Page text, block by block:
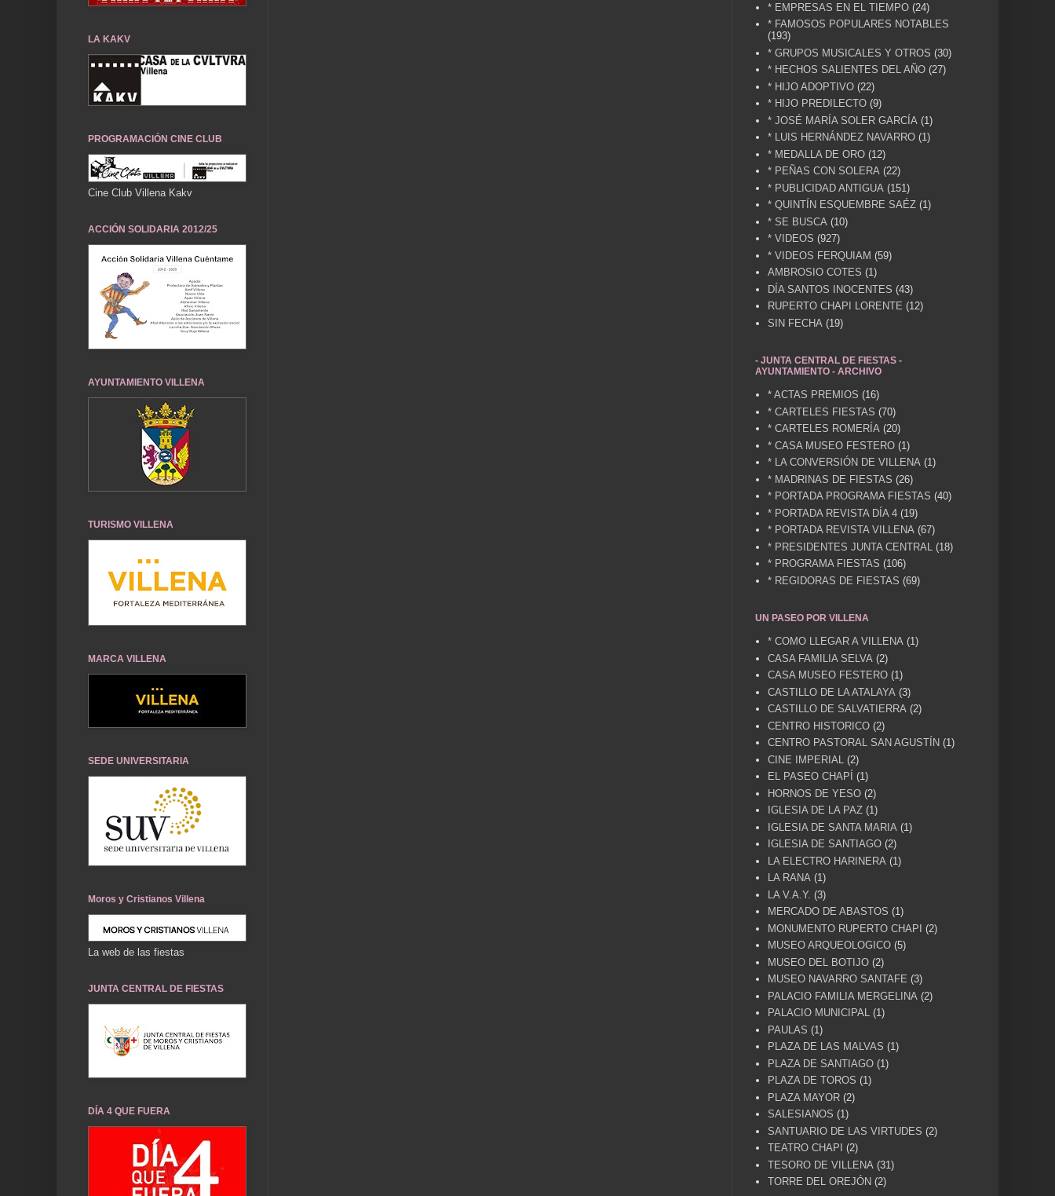
LA KAKV
PROGRAMACIÓN CINE CLUB
Cine Club Villena Kakv
ACCIÓN SOLIDARIA 2012/25
AYUNTAMIENTO VILLENA
TURISMO VILLENA
MARCA VILLENA
SEDE UNIVERSITARIA
Moros y Cristianos Villena
La web de las fiestas
JUNTA CENTRAL DE FIESTAS
DÍA 4 QUE FUERA
* EMPRESAS EN EL TIEMPO (24)
* FAMOSOS POPULARES NOTABLES
(193)
* GRUPOS MUSICALES Y OTROS (30)
* HECHOS SALIENTES DEL AÑO (27)
* HIJO ADOPTIVO (22)
* HIJO PREDILECTO (9)
* JOSÉ MARÍA SOLER GARCÍA (1)
* LUIS HERNÁNDEZ NAVARRO (1)
* MEDALLA DE ORO (12)
* PEÑAS CON SOLERA (22)
* PUBLICIDAD ANTIGUA (151)
* QUINTÍN ESQUEMBRE SAÉZ (1)
* SE BUSCA (10)
* VIDEOS (927)
* VIDEOS FERQUIAM (59)
AMBROSIO COTES (1)
DÍA SANTOS INOCENTES (43)
RUPERTO CHAPI LORENTE (12)
SIN FECHA (19)
- JUNTA CENTRAL DE FIESTAS -
AYUNTAMIENTO - ARCHIVO
* ACTAS PREMIOS (16)
* CARTELES FIESTAS (70)
* CARTELES ROMERÍA (20)
* CASA MUSEO FESTERO (1)
* LA CONVERSIÓN DE VILLENA (1)
* MADRINAS DE FIESTAS (26)
* PORTADA PROGRAMA FIESTAS (40)
* PORTADA REVISTA DÍA 4 (19)
* PORTADA REVISTA VILLENA (67)
* PRESIDENTES JUNTA CENTRAL
(18)
* PROGRAMA FIESTAS (106)
* REGIDORAS DE FIESTAS (69)
UN PASEO POR VILLENA
* COMO LLEGAR A VILLENA (1)
CASA FAMILIA SELVA (2)
CASA MUSEO FESTERO (1)
CASTILLO DE LA ATALAYA (3)
CASTILLO DE SALVATIERRA (2)
CENTRO HISTORICO (2)
CENTRO PASTORAL SAN AGUSTÍN (1)
CINE IMPERIAL
(2)
EL PASEO CHAPÍ
(1)
HORNOS DE YESO (2)
IGLESIA DE LA PAZ (1)
IGLESIA DE SANTA MARIA (1)
IGLESIA DE SANTIAGO (2)
LA ELECTRO HARINERA (1)
LA RANA (1)
LA V.A.Y. (3)
MERCADO DE ABASTOS (1)
MONUMENTO RUPERTO CHAPI
(2)
MUSEO ARQUEOLOGICO (5)
MUSEO DEL BOTIJO (2)
MUSEO NAVARRO SANTAFE (3)
PALACIO FAMILIA MERGELINA (2)
PALACIO MUNICIPAL (1)
PAULAS (1)
PLAZA DE LAS MALVAS (1)
PLAZA DE SANTIAGO (1)
PLAZA DE TOROS (1)
PLAZA MAYOR (2)
SALESIANOS (1)
SANTUARIO DE LAS VIRTUDES (2)
TEATRO CHAPI
(2)
TESORO DE VILLENA (31)
TORRE DEL OREJÓN (2)